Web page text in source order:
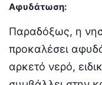
Αφυδάτωση:
Παραδόξως, η
προκαλέσει
αρκετό νερό,